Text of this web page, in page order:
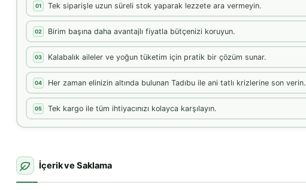
01 Tek siparişle uzun süreli stok yaparak lezzete ara vermeyin.
02 Birim başına daha avantajlı fiyatla bütçenizi koruyun.
03 Kalabalık aileler ve yoğun tüketim için pratik bir çözüm sunar.
04 Her zaman elinizin altında bulunan Tadıbu ile ani tatlı krizlerine son verin.
05 Tek kargo ile tüm ihtiyacınızı kolayca karşılayın.
İçerik ve Saklama